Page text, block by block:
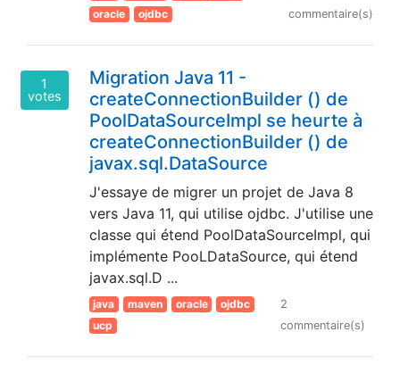
oracle
ojdbc
commentaire(s)
1
votes
Migration Java 11 -
createConnectionBuilder () de
PoolDataSourceImpl se heurte à
createConnectionBuilder () de
javax.sql.DataSource
J'essaye de migrer un projet de Java 8
vers Java 11, qui utilise ojdbc. J'utilise une
classe qui étend PoolDataSourceImpl, qui
implémente PooLDataSource, qui étend
javax.sql.D ...
java maven oracle
ojdbc
ucp
2
commentaire(s)